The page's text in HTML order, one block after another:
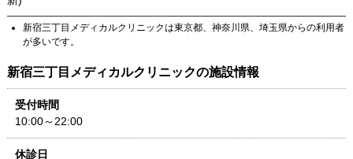
新宿三丁目メディカルクリニックは東京都、 神奈川県、 埼玉県からの利用者
が多いです。
新宿三丁目メディカルクリニックの施設情報
受付時間
10:00～22:00
休診日